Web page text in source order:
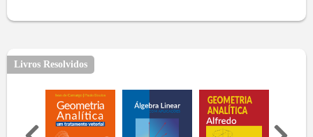
Livros Resolvidos